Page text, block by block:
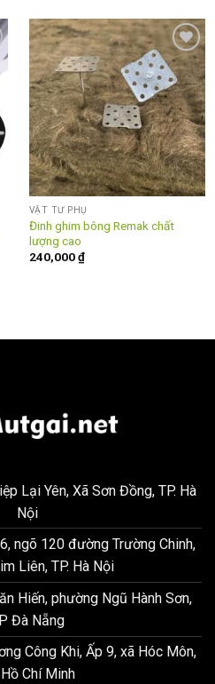
Add to
wishlist
VẬT TƯ PHỤ
Đinh ghim bông Remak chất
lượng cao
240,000₫
Lại Yên, Xã Sơn Đồng, TP. Hà
Nội
ngõ 120 đường Trường Chinh,
Liên, TP. Hà Nội
Hiến, phường Ngũ Hành Sơn,
Đà Nẵng
Công Khi, Ấp 9, xã Hóc Môn,
Hồ Chí Minh